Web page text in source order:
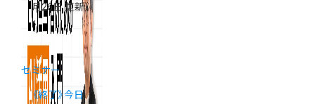
月26日 更新）
セミナー
《終了》今日